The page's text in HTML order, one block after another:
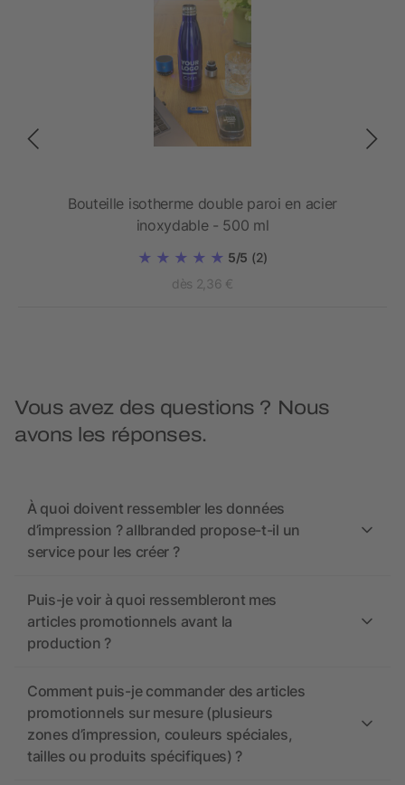
Bouteille isotherme double paroi en acier
inoxydable - 500 ml
5/5 (2)
dès 2,36 €
Vous avez des questions ? Nous
avons les réponses.
À quoi doivent ressembler les données
d’impression ? allbranded propose-t-il un
service pour les créer ?
Puis-je voir à quoi ressembleront mes
articles promotionnels avant la
production ?
Comment puis-je commander des articles
promotionnels sur mesure (plusieurs
zones d’impression, couleurs spéciales,
tailles ou produits spécifiques) ?